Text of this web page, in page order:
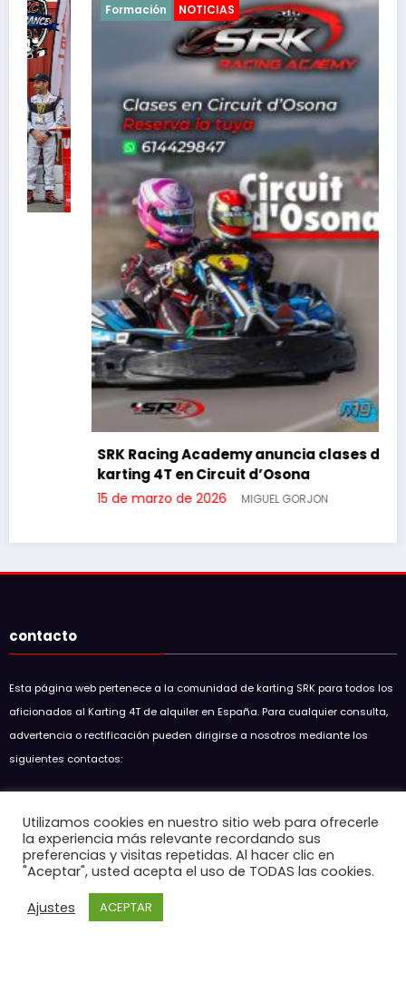
Formación NOTICIAS
SRK Racing Academy anuncia clases de
karting 4T en Circuit d’Osona
15 de marzo de 2026 MIGUEL GORJON
contacto
Esta página web pertenece a la comunidad de karting SRK para todos los
aficionados al Karting 4T de alquiler en España. Para cualquier consulta,
advertencia o rectificación pueden dirigirse a nosotros mediante los
siguientes contactos:
soulracingkart@hotmail.com
Entradas recientes
GP5 SKC 2026 EMPURIABRAVA
Utilizamos cookies en nuestro sitio web para ofrecerle
la experiencia más relevante recordando sus
preferencias y visitas repetidas. Al hacer clic en
"Aceptar", usted acepta el uso de TODAS las cookies.
Ajustes
ACEPTAR